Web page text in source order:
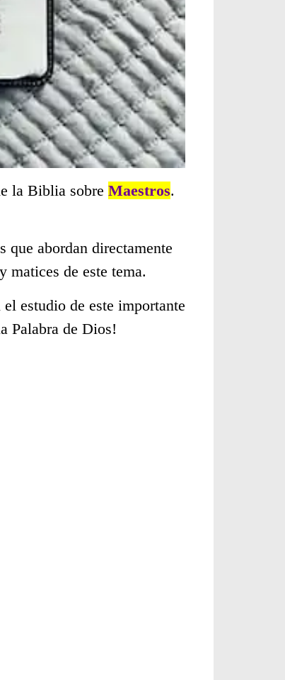
la Biblia sobre Maestros.
que abordan directamente
matices de este tema.
estudio de este importante
Palabra de Dios!